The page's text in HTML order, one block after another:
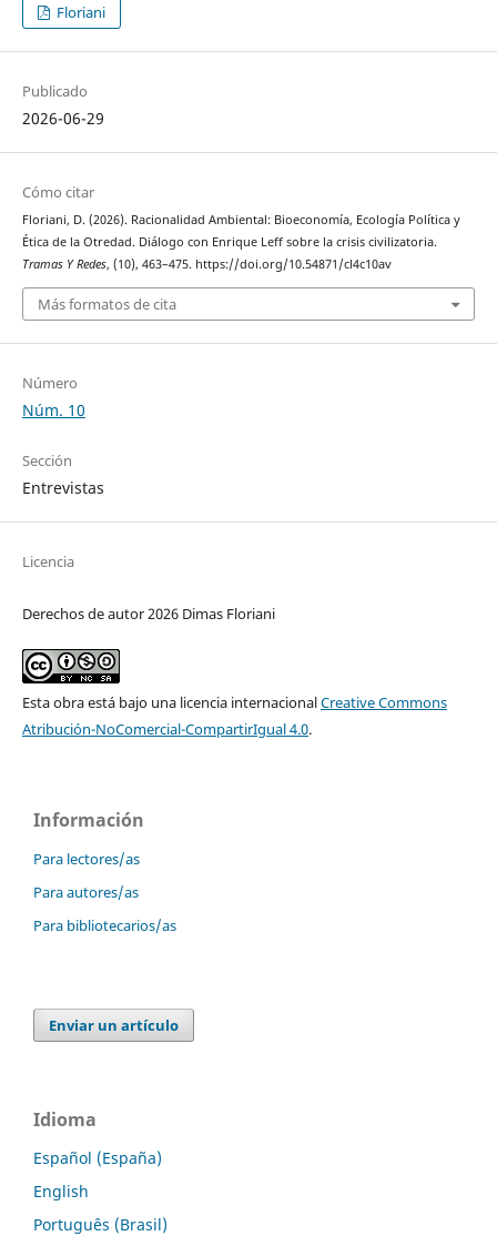
Floriani
Publicado
2026-06-29
Cómo citar
Floriani, D. (2026). Racionalidad Ambiental: Bioeconomía, Ecología Política y
Ética de la Otredad. Diálogo con Enrique Leff sobre la crisis civilizatoria.
Tramas Y Redes, (10), 463–475. https://doi.org/10.54871/cl4c10av
Más formatos de cita
Número
Núm. 10
Sección
Entrevistas
Licencia
Derechos de autor 2026 Dimas Floriani
Esta obra está bajo una licencia internacionalCreative Commons
Atribución-NoComercial-CompartirIgual 4.0.
Información
Para lectores/as
Para autores/as
Para bibliotecarios/as
Enviar un artículo
Idioma
Español (España)
English
Português (Brasil)